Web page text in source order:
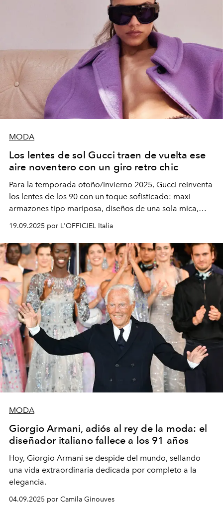
MODA
Los lentes de sol Gucci traen de vuelta ese
aire noventero con un giro retro chic
Para la temporada otoño/invierno 2025, Gucci reinventa
los lentes de los 90 con un toque sofisticado: maxi
armazones tipo mariposa, diseños de una sola mica,
modelos metálicos ovalados con vibra vintage y
elegantes monturas de acetato graduadas. ¿El detalle
que nunca pierde vigencia? La icónica doble G.
19.09.2025 por L'OFFICIEL Italia
MODA
Giorgio Armani, adiós al rey de la moda: el
diseñador italiano fallece a los 91 años
Hoy, Giorgio Armani se despide del mundo, sellando
una vida extraordinaria dedicada por completo a la
elegancia.
04.09.2025 por Camila Ginouves